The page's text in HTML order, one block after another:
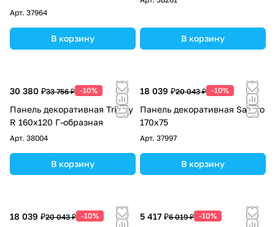
Арт. 37964
В корзину В корзину
30 380 ₽33 756 ₽ -10%
Панель декоративная Trinity
R 160x120 Г-образная
Арт. 38004
В корзину
18 039 ₽20 043 ₽ -10%
Панель декоративная Savero
170x75
Арт. 37997
В корзину
18 039 ₽20 043 ₽ -10% 5 417 ₽6 019 ₽ -10%